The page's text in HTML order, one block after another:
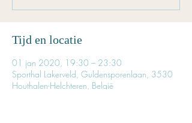
Tijd en locatie
01 jan 2020, 19:30 – 23:30
Sporthal Lakerveld, Guldensporenlaan, 3530
Houthalen-Helchteren, België